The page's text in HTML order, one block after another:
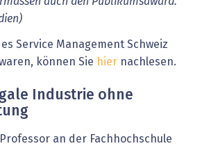
Service Management Schweiz
können Sie hier nachlesen.
Industrie ohne
an der Fachhochschule